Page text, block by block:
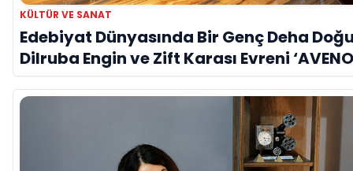
KÜLTÜR VE SANAT
Edebiyat Dünyasında Bir Genç Deha
Dilruba Engin ve Zift Karası Evreni